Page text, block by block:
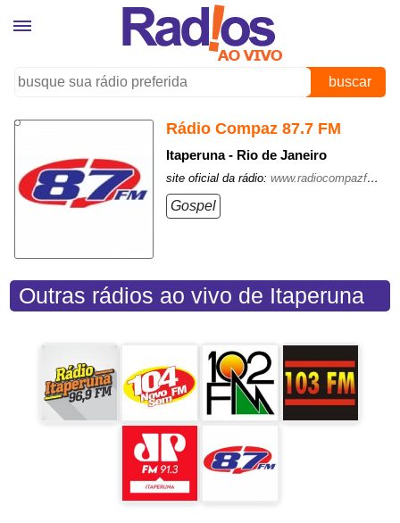
buscar
Rádio Compaz 87.7 FM
Itaperuna - Rio de Janeiro
site oficial da rádio:www.radiocompazfm.com.br/
Gospel
Outras rádios ao vivo de Itaperuna